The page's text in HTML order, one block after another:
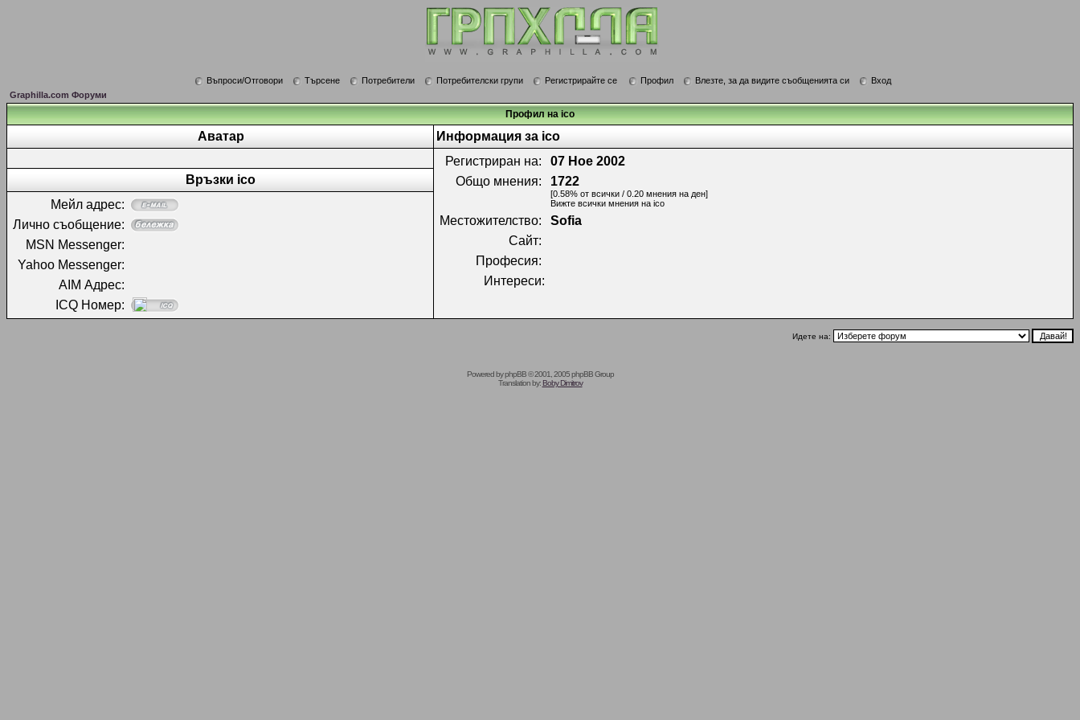
Въпроси/Отговори Търсене Потребители Потребителски групи Регистрирайте се Профил Влезте, за да видите съобщенията си
Вход
Graphilla.com Форуми
Профил на ico
Аватар
Информация за ico
Регистриран на:
07 Ное 2002
Общо мнения:
1722
[0.58% от всички / 0.20 мнения на ден]
Вижте всички мнения на ico
Местожителство:
Sofia
Сайт:
Професия:
Интереси:
Връзки ico
Мейл адрес:
Лично съобщение:
MSN Messenger:
Yahoo Messenger:
AIM Адрес:
ICQ Номер:
Идете на:
Powered byphpBB© 2001, 2005 phpBB Group
Translation by:Boby Dimitrov